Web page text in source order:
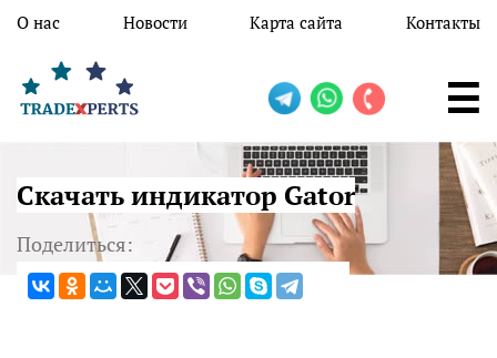
Перейти к основному содержанию
О нас Новости Карта сайта Контакты
Скачать индикатор Gator
Поделиться: